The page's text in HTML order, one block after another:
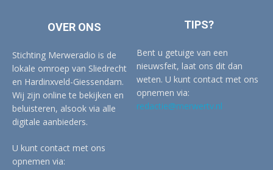
OVER ONS
Stichting Merweradio is de
lokale omroep van Sliedrecht
en Hardinxveld-Giessendam.
Wij zijn online te bekijken en
beluisteren, alsook via alle
digitale aanbieders.
U kunt contact met ons
opnemen via:
TIPS?
Bent u getuige van een
nieuwsfeit, laat ons dit dan
weten. U kunt contact met ons
opnemen via:
redactie@merwertv.nl